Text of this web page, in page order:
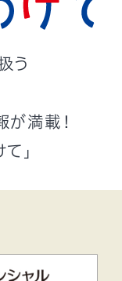
う
満載！
」